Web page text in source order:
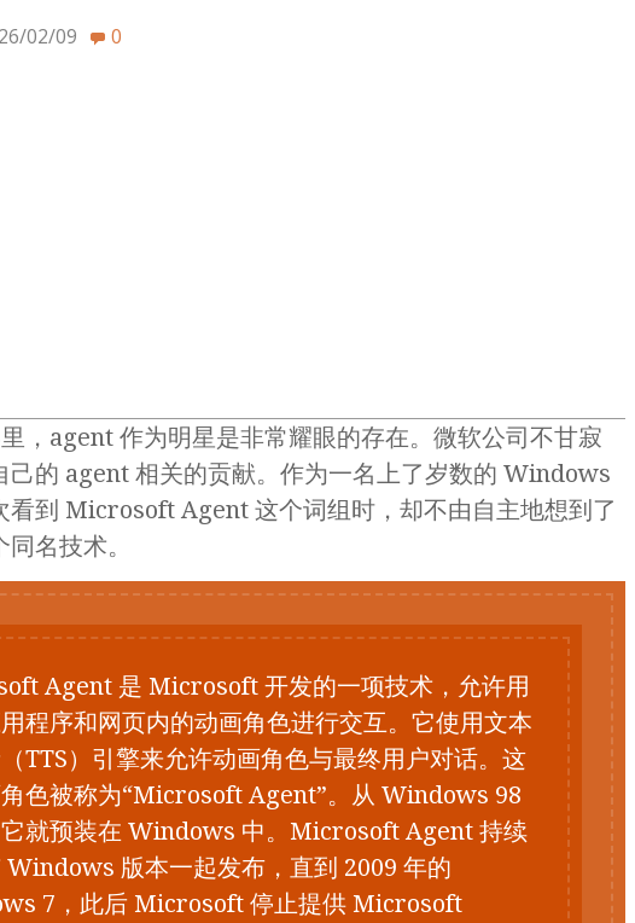
02/09 0
，agent 作为明星是非常耀眼的存在。微软公司不甘寂
己的 agent 相关的贡献。作为一名上了岁数的 Windows
看到 Microsoft Agent 这个词组时，却不由自主地想到了
名技术。
Agent 是 Microsoft 开发的一项技术，允许用
程序和网页内的动画角色进行交互。它使用文本
TTS）引擎来允许动画角色与最终用户对话。这
色被称为“Microsoft Agent”。从 Windows 98
就预装在 Windows 中。Microsoft Agent 持续
Windows 版本一起发布，直到 2009 年的
7，此后 Microsoft 停止提供 Microsoft